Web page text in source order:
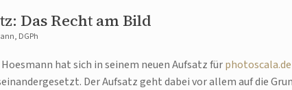
Das Recht am Bild
DGPh
hat sich in seinem neuen Aufsatz fürphotoscala.de
Der Aufsatz geht dabei vor allem auf die